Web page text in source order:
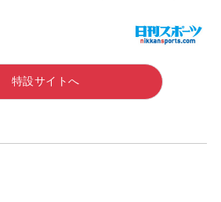
特設サイトへ